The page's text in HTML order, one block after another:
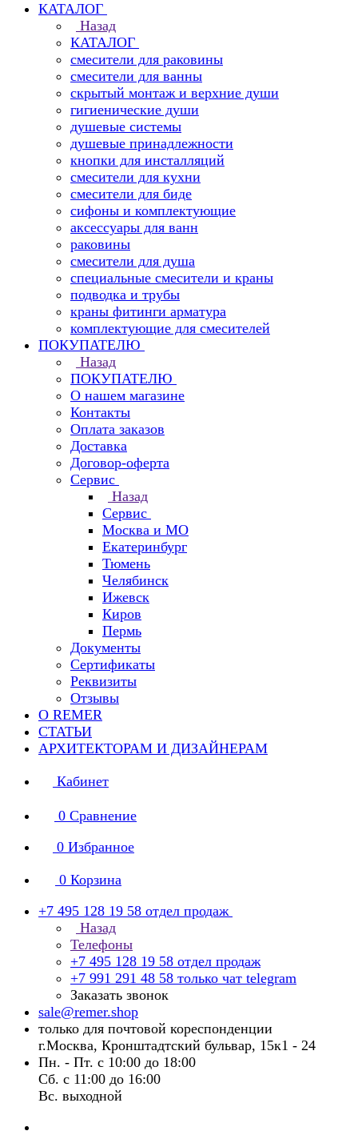
КАТАЛОГ
Назад
КАТАЛОГ
смесители для раковины
смесители для ванны
скрытый монтаж и верхние души
гигиенические души
душевые системы
душевые принадлежности
кнопки для инсталляций
смесители для кухни
смесители для биде
сифоны и комплектующие
аксессуары для ванн
раковины
смесители для душа
специальные смесители и краны
подводка и трубы
краны фитинги арматура
комплектующие для смесителей
ПОКУПАТЕЛЮ
Назад
ПОКУПАТЕЛЮ
О нашем магазине
Контакты
Оплата заказов
Доставка
Договор-оферта
Сервис
Назад
Сервис
Москва и МО
Екатеринбург
Тюмень
Челябинск
Ижевск
Киров
Пермь
Документы
Сертификаты
Реквизиты
Отзывы
О REMER
СТАТЬИ
АРХИТЕКТОРАМ И ДИЗАЙНЕРАМ
Кабинет
0 Сравнение
0 Избранное
0 Корзина
+7 495 128 19 58 отдел продаж
Назад
Телефоны
+7 495 128 19 58 отдел продаж
+7 991 291 48 58 только чат telegram
Заказать звонок
sale@remer.shop
только для почтовой кореспонденции
г.Москва, Кронштадтский бульвар, 15к1 - 24
Пн. - Пт. с 10:00 до 18:00
Сб. с 11:00 до 16:00
Вс. выходной